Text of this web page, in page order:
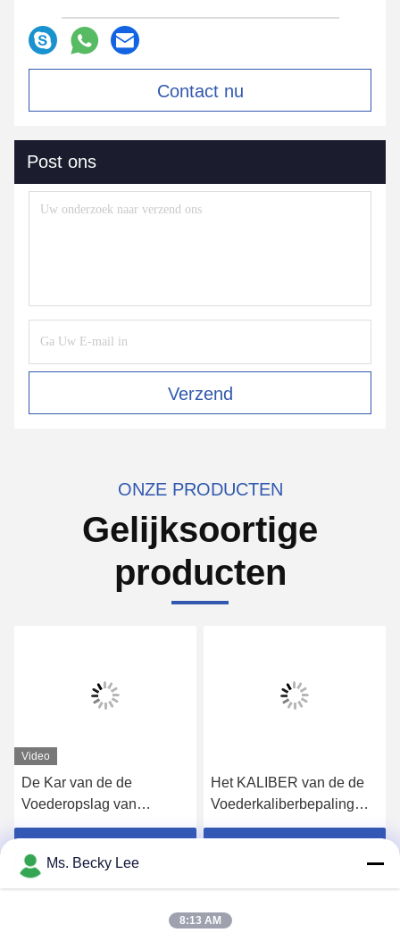
Contact nu
Post ons
Verzend
ONZE PRODUCTEN
Gelijksoortige
producten
Video
De Kar van de de
Voederopslag van
SAMSUNG SM SMT voor
Assemblagemateriaal van
PCB
Het KALIBER van de de
Voederkaliberbepaling
van FUJI NXT, Roestvrij
Ms. Becky Lee
8:13 AM